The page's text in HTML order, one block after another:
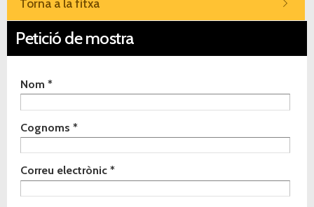
Torna a la fitxa
Petició de mostra
Indica de quin material vols rebre la mostra
Nom*
Cognoms*
Correu electrònic*